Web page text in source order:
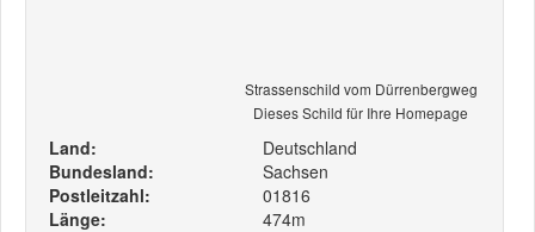
Strassenschild vom Dürrenbergweg
Dieses Schild für Ihre Homepage
Land:
Deutschland
Bundesland:
Sachsen
Postleitzahl:
01816
Länge:
474m